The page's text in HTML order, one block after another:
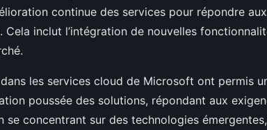
continue des services pour répondre
Cela inclut l’intégration de nouvelles
dans les services cloud de Microsoft ont permis
poussée des solutions, répondant aux
se concentrant sur des technologies